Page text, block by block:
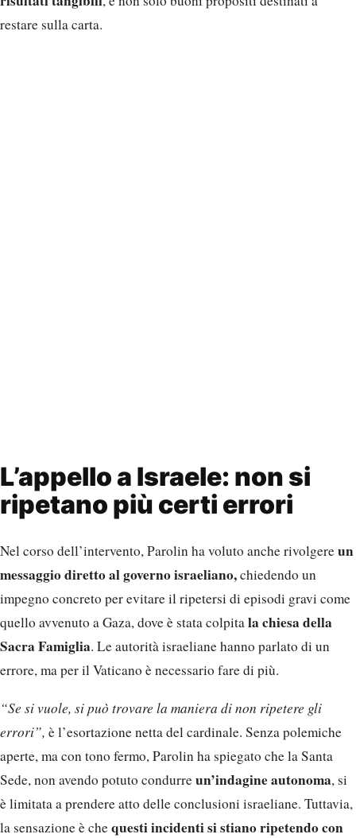
restare sulla carta.
L’appello a Israele: non si
ripetano più certi errori
Nel corso dell’intervento, Parolin ha voluto anche rivolgereun
messaggio diretto al governo israeliano,chiedendo un
impegno concreto per evitare il ripetersi di episodi gravi come
quello avvenuto a Gaza, dove è stata colpitala chiesa della
Sacra Famiglia. Le autorità israeliane hanno parlato di un
errore, ma per il Vaticano è necessario fare di più.
“Se si vuole, si può trovare la maniera di non ripetere gli
errori”, è l’esortazione netta del cardinale. Senza polemiche
aperte, ma con tono fermo, Parolin ha spiegato che la Santa
Sede, non avendo potuto condurreun’indagine autonoma, si
è limitata a prendere atto delle conclusioni israeliane. Tuttavia,
la sensazione è chequesti incidenti si stiano ripetendo con